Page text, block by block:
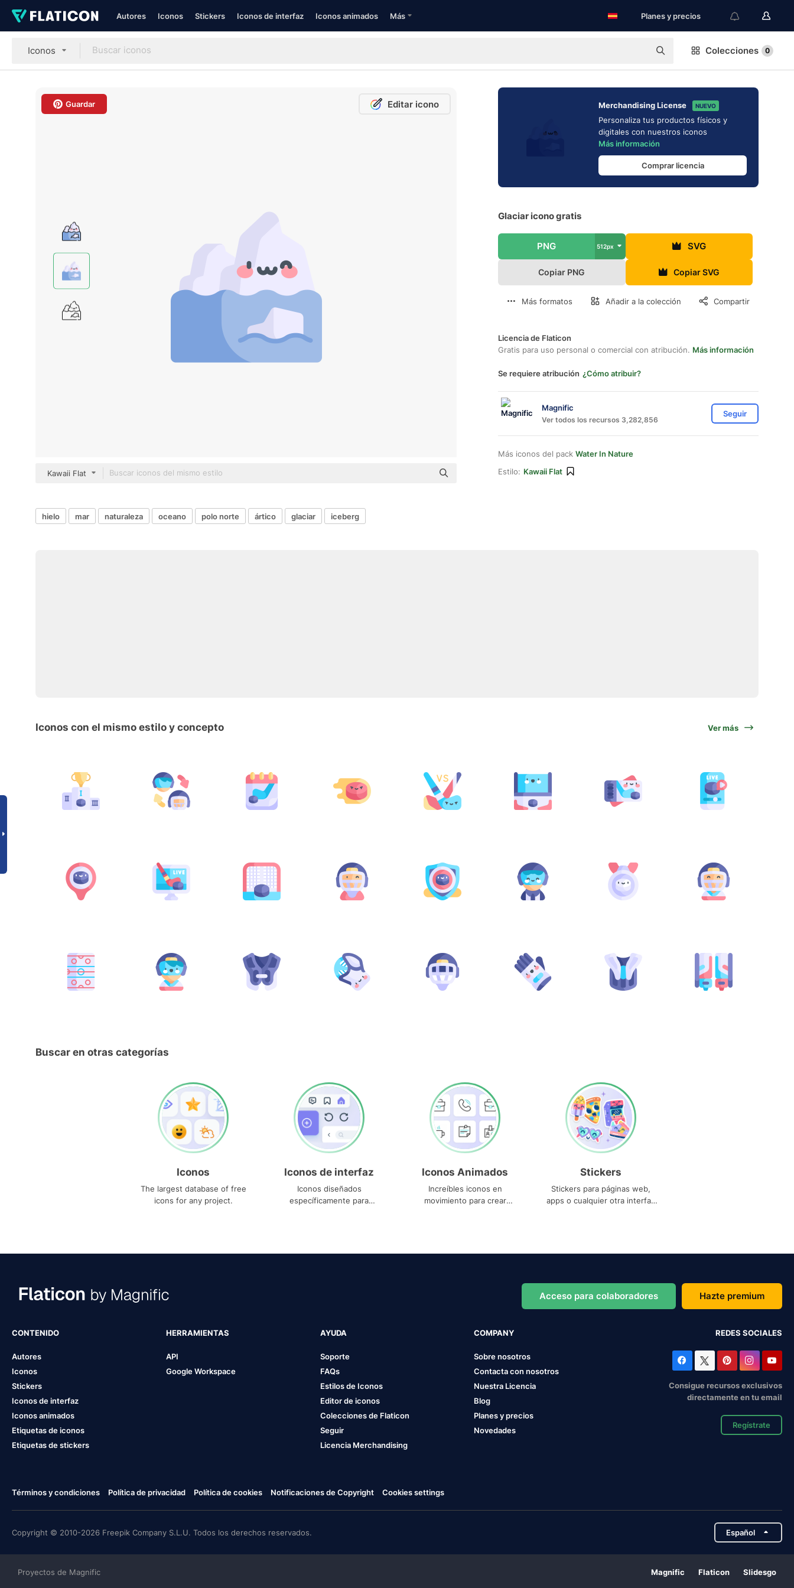
Autores Iconos Stickers Iconos de interfaz Iconos animados Más Planes y precios
Iconos Colecciones 0
Guardar Editar icono
Kawaii Flat
Merchandising License NUEVO
Personaliza tus productos físicos y
digitales con nuestros iconos
Más información
Comprar licencia
Glaciar icono gratis
PNG 512px SVG
Copiar PNG Copiar SVG
Más formatos Añadir a la colección Compartir
Licencia de Flaticon
Gratis para uso personal o comercial con atribución. Más información
Se requiere atribución ¿Cómo atribuir?
Magnific
Ver todos los recursos 3,282,856
Seguir
Más iconos del pack Water In Nature
Estilo: Kawaii Flat
hielo mar naturaleza oceano polo norte ártico glaciar iceberg
Iconos con el mismo estilo y concepto Ver más
Buscar en otras categorías
Iconos
The largest database of free
icons for any project.
Iconos de interfaz
Iconos diseñados
específicamente para
Iconos Animados
Increíbles iconos en
movimiento para crear
Stickers
Stickers para páginas web,
apps o cualquier otra interfaz
Acceso para colaboradores Hazte premium
CONTENIDO
Autores
Iconos
Stickers
Iconos de interfaz
Iconos animados
Etiquetas de iconos
Etiquetas de stickers
HERRAMIENTAS
API
Google Workspace
AYUDA
Soporte
FAQs
Estilos de Iconos
Editor de iconos
Colecciones de Flaticon
Seguir
Licencia Merchandising
COMPANY
Sobre nosotros
Contacta con nosotros
Nuestra Licencia
Blog
Planes y precios
Novedades
REDES SOCIALES
Consigue recursos exclusivos
directamente en tu email
Regístrate
Términos y condiciones Política de privacidad Política de cookies Notificaciones de Copyright Cookies settings
Copyright © 2010-2026 Freepik Company S.L.U. Todos los derechos reservados. Español
Proyectos de Magnific Magnific Flaticon Slidesgo